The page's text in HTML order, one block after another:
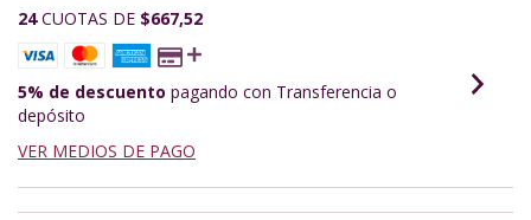
24 CUOTAS DE $667,52
5% de descuento pagando con Transferencia o
depósito
VER MEDIOS DE PAGO